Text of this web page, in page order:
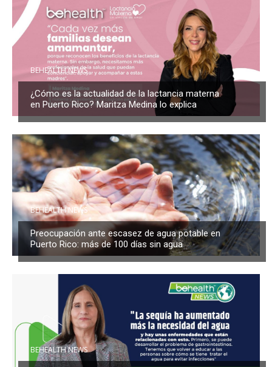
BEHEALTH NEWS
¿Cómo es la actualidad de la lactancia materna
en Puerto Rico? Maritza Medina lo explica
BEHEALTH NEWS
Preocupación ante escasez de agua potable en
Puerto Rico: más de 100 días sin agua
BEHEALTH NEWS